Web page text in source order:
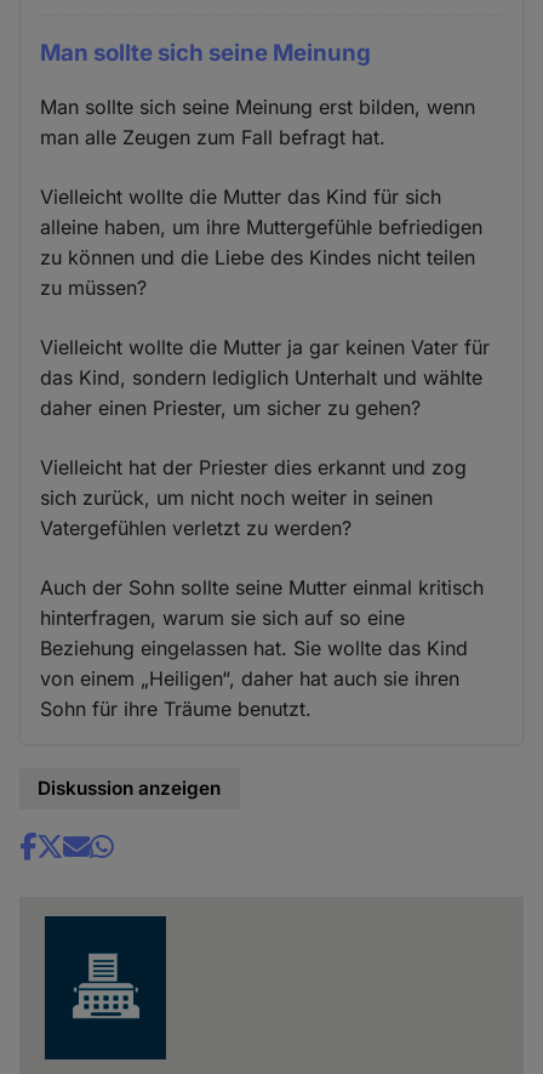
Man sollte sich seine Meinung
Man sollte sich seine Meinung erst bilden, wenn
man alle Zeugen zum Fall befragt hat.
Vielleicht wollte die Mutter das Kind für sich
alleine haben, um ihre Muttergefühle befriedigen
zu können und die Liebe des Kindes nicht teilen
zu müssen?
Vielleicht wollte die Mutter ja gar keinen Vater für
das Kind, sondern lediglich Unterhalt und wählte
daher einen Priester, um sicher zu gehen?
Vielleicht hat der Priester dies erkannt und zog
sich zurück, um nicht noch weiter in seinen
Vatergefühlen verletzt zu werden?
Auch der Sohn sollte seine Mutter einmal kritisch
hinterfragen, warum sie sich auf so eine
Beziehung eingelassen hat. Sie wollte das Kind
von einem „Heiligen“, daher hat auch sie ihren
Sohn für ihre Träume benutzt.
Diskussion anzeigen
Share